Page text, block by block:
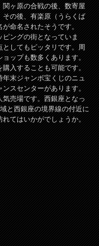
関ヶ原の合戦の後、数寄屋
その後、有楽原（うらくば
が命名されたそうです。
ピングの街となっていま
としてもピッタリです。周
ョップも数多くあります。
購入することも可能です。
年末ジャンボ宝くじのニュ
ンスセンターがあります。
気売場です。西銀座となっ
と西銀座の境界線の付近に
れてはいかがでしょうか。